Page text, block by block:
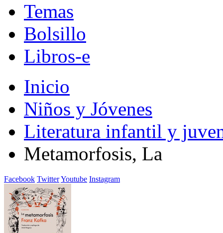
Temas
Bolsillo
Libros-e
Inicio
Niños y Jóvenes
Literatura infantil y
Metamorfosis, La
Facebook TwitterYoutube Instagram